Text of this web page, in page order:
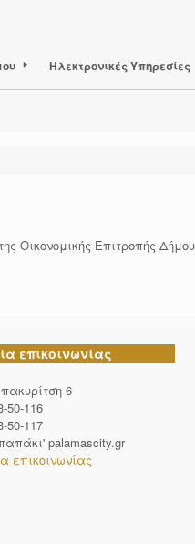
Ηλεκτρονικές Υπηρεσίες
Οικονομικής Επιτροπής
επικοινωνίας
6
50-116
50-117
palamascity.gr
επικοινωνίας